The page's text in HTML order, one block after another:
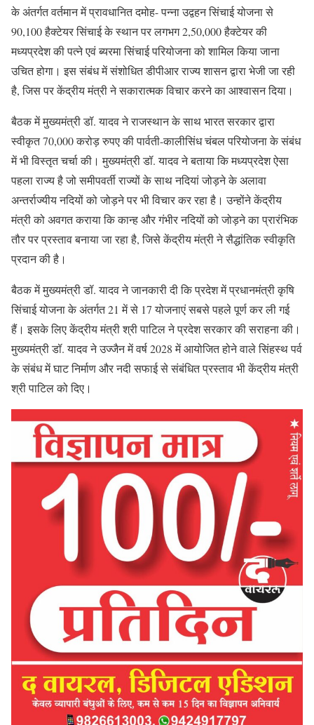
के अंतर्गत वर्तमान में प्रावधानित दमोह- पन्ना उद्वहन सिंचाई योजना से
90,100 हैक्टेयर सिंचाई के स्थान पर लगभग 2,50,000 हैक्टेयर की
मध्यप्रदेश की पत्ने एवं ब्यरमा सिंचाई परियोजना को शामिल किया जाना
उचित होगा। इस संबंध में संशोधित डीपीआर राज्य शासन द्वारा भेजी जा रही
है, जिस पर केंद्रीय मंत्री ने सकारात्मक विचार करने का आश्वासन दिया।
बैठक में मुख्यमंत्री डॉ. यादव ने राजस्थान के साथ भारत सरकार द्वारा
स्वीकृत 70,000 करोड़ रुपए की पार्वती-कालीसिंध चंबल परियोजना के संबंध
में भी विस्तृत चर्चा की। मुख्यमंत्री डॉ. यादव ने बताया कि मध्यप्रदेश ऐसा
पहला राज्य है जो समीपवर्ती राज्यों के साथ नदियां जोड़ने के अलावा
अन्तर्राज्यीय नदियों को जोड़ने पर भी विचार कर रहा है। उन्होंने केंद्रीय
मंत्री को अवगत कराया कि कान्ह और गंभीर नदियों को जोड़ने का प्रारंभिक
तौर पर प्रस्ताव बनाया जा रहा है, जिसे केंद्रीय मंत्री ने सैद्धांतिक स्वीकृति
प्रदान की है।
बैठक में मुख्यमंत्री डॉ. यादव ने जानकारी दी कि प्रदेश में प्रधानमंत्री कृषि
सिंचाई योजना के अंतर्गत 21 में से 17 योजनाएं सबसे पहले पूर्ण कर ली गई
हैं। इसके लिए केंद्रीय मंत्री श्री पाटिल ने प्रदेश सरकार की सराहना की।
मुख्यमंत्री डॉ. यादव ने उज्जैन में वर्ष 2028 में आयोजित होने वाले सिंहस्थ पर्व
के संबंध में घाट निर्माण और नदी सफाई से संबंधित प्रस्ताव भी केंद्रीय मंत्री
श्री पाटिल को दिए।